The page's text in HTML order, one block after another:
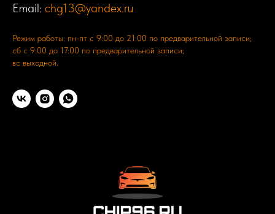
Email: chg13@yandex.ru
Режим работы: пн-пт с 9:00 до 21:00 по предварительной записи;
сб с 9:00 до 17:00 по предварительной записи;
вс выходной.